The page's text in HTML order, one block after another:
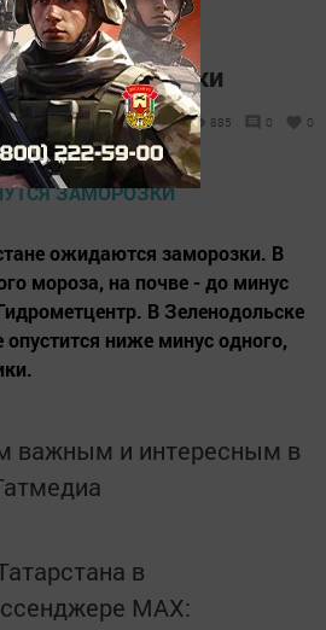
заморозки
885 0 0
ожидаются заморозки. В
мороза, на почве - до минус
В Зеленодольске
ниже минус одного,
важным и интересным в
в
MАХ: